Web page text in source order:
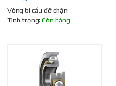
Vòng bi cầu đỡ chặn
Tình trạng: Còn hàng